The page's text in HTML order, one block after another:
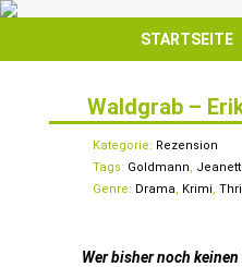
STARTSEITE
Waldgrab –
Kategorie: Rezension
Tags: Goldmann,
Genre: Drama, Krimi,
Wer bisher noch